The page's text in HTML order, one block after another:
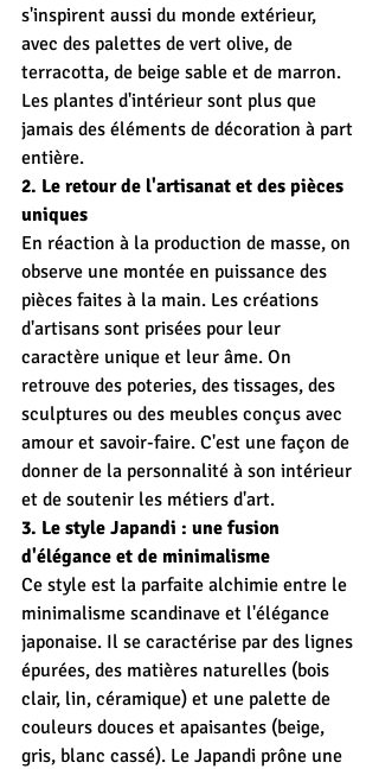
s'inspirent aussi du monde extérieur,
avec des palettes de vert olive, de
terracotta, de beige sable et de marron.
Les plantes d'intérieur sont plus que
jamais des éléments de décoration à part
entière.
2. Le retour de l'artisanat et des pièces
uniques
En réaction à la production de masse, on
observe une montée en puissance des
pièces faites à la main. Les créations
d'artisans sont prisées pour leur
caractère unique et leur âme. On
retrouve des poteries, des tissages, des
sculptures ou des meubles conçus avec
amour et savoir-faire. C'est une façon de
donner de la personnalité à son intérieur
et de soutenir les métiers d'art.
3. Le style Japandi : une fusion
d'élégance et de minimalisme
Ce style est la parfaite alchimie entre le
minimalisme scandinave et l'élégance
japonaise. Il se caractérise par des lignes
épurées, des matières naturelles (bois
clair, lin, céramique) et une palette de
couleurs douces et apaisantes (beige,
gris, blanc cassé). Le Japandi prône une